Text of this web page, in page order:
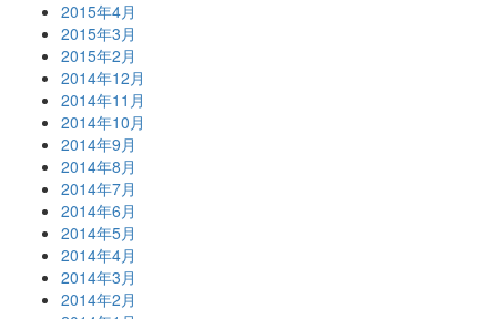
2015年4月
2015年3月
2015年2月
2014年12月
2014年11月
2014年10月
2014年9月
2014年8月
2014年7月
2014年6月
2014年5月
2014年4月
2014年3月
2014年2月